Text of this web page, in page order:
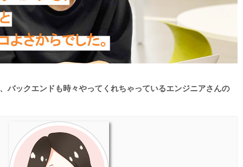
バックエンドも時々やってくれちゃっているエンジニアさんの